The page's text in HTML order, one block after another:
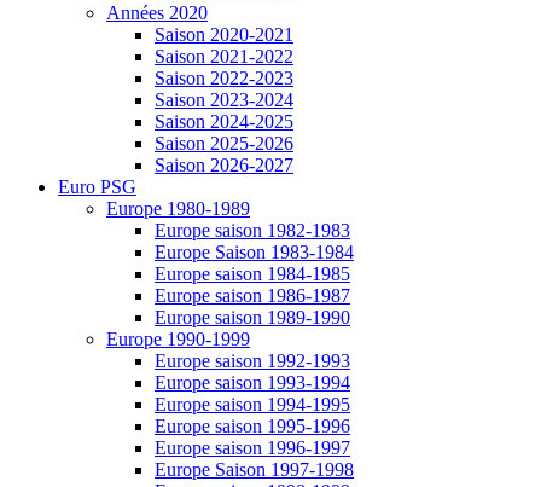
Années 2020
Saison 2020-2021
Saison 2021-2022
Saison 2022-2023
Saison 2023-2024
Saison 2024-2025
Saison 2025-2026
Saison 2026-2027
Euro PSG
Europe 1980-1989
Europe saison 1982-1983
Europe Saison 1983-1984
Europe saison 1984-1985
Europe saison 1986-1987
Europe saison 1989-1990
Europe 1990-1999
Europe saison 1992-1993
Europe saison 1993-1994
Europe saison 1994-1995
Europe saison 1995-1996
Europe saison 1996-1997
Europe Saison 1997-1998